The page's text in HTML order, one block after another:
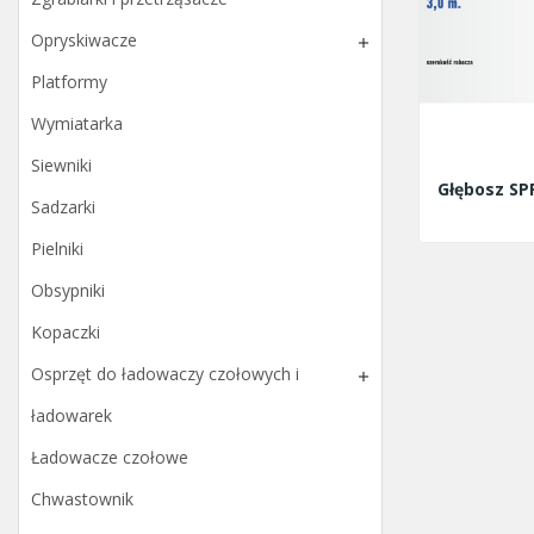
Opryskiwacze

Platformy
Wymiatarka
Siewniki
Sadzarki
Pielniki
Obsypniki
Kopaczki
Osprzęt do ładowaczy czołowych i
ładowarek

Ładowacze czołowe
Chwastownik
Głębosz